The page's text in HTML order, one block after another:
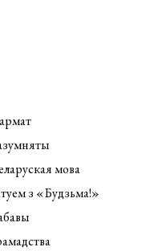
мова
з «Будзьма!»